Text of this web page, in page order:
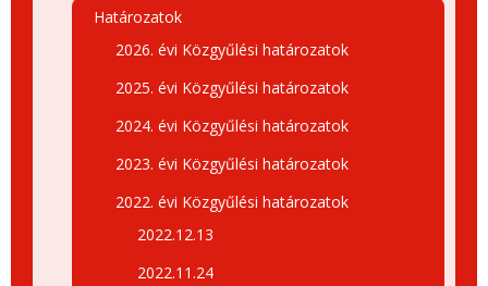
Határozatok
2026. évi Közgyűlési határozatok
2025. évi Közgyűlési határozatok
2024. évi Közgyűlési határozatok
2023. évi Közgyűlési határozatok
2022. évi Közgyűlési határozatok
2022.12.13
2022.11.24